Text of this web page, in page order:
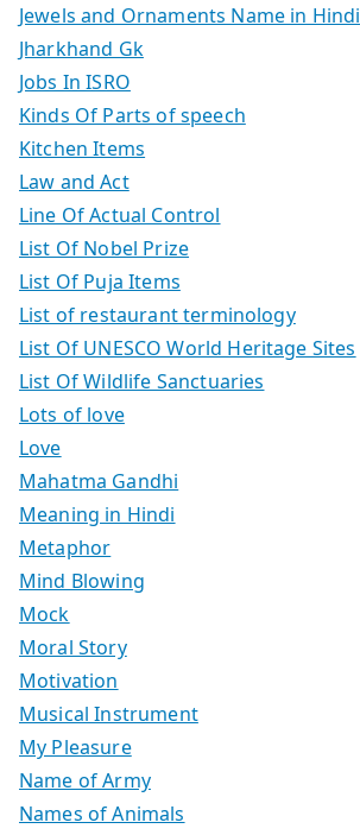
Jewels and Ornaments Name in Hindi
Jharkhand Gk
Jobs In ISRO
Kinds Of Parts of speech
Kitchen Items
Law and Act
Line Of Actual Control
List Of Nobel Prize
List Of Puja Items
List of restaurant terminology
List Of UNESCO World Heritage Sites
List Of Wildlife Sanctuaries
Lots of love
Love
Mahatma Gandhi
Meaning in Hindi
Metaphor
Mind Blowing
Mock
Moral Story
Motivation
Musical Instrument
My Pleasure
Name of Army
Names of Animals